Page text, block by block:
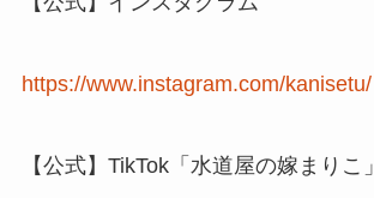
https://www.instagram.com/kanisetu/
【公式】TikTok「水道屋の嫁まりこ」